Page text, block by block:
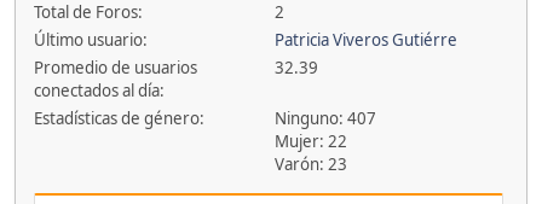
Total de Foros:
2
Último usuario:
Patricia Viveros Gutiérre
Promedio de usuarios
conectados al día:
32.39
Estadísticas de género:
Ninguno: 407
Mujer: 22
Varón: 23